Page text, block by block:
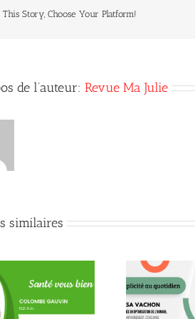
This Story, Choose Your Platform!
de l’auteur: Revue Ma Julie
similaires
Quand la conscience fait